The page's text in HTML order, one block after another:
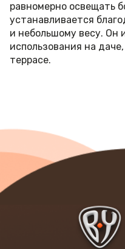
равномерно освещать
устанавливается
и небольшому весу. Он
использования на
террасе.